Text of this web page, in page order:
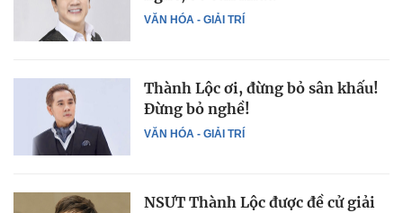
VĂN HÓA - GIẢI TRÍ
VĂN HÓA - GIẢI TRÍ
Thành Lộc ơi, đừng bỏ sân khấu!
Đừng bỏ nghề!
NSƯT Thành Lộc được đề cử giải